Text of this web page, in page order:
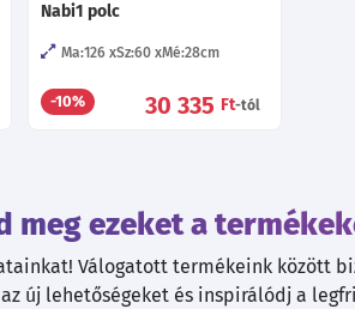
Nabi1 polc
Ma:126 Sz:60 Mé:28cm
-10% 30 335 Ft-tól
meg ezeket a
Válogatott termékeink között
új lehetőségeket és inspirálódj a